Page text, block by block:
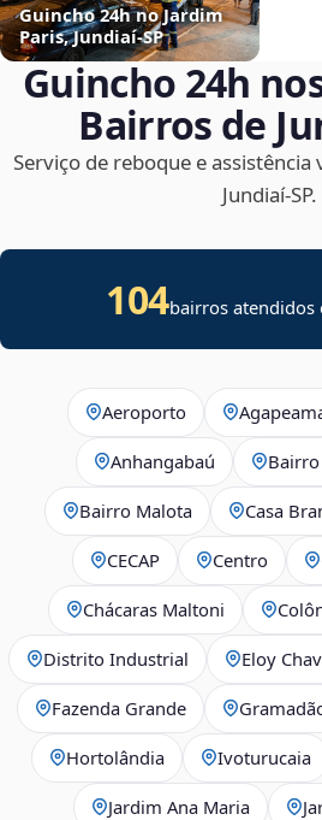
Guincho 24h no Jardim
Paris, Jundiaí‑SP
Guincho 24h
Bairros de
Serviço de reboque e
Jundiaí‑SP.
104bairros atendidos
Aeroporto
Anhangabaú
Bairro Malota Casa
CECAP Centro
Chácaras Maltoni
Distrito Industrial Eloy
Fazenda Grande
Hortolândia Ivoturucaia
Jardim Ana Maria